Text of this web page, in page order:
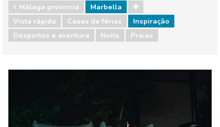
Málaga provincia
Marbella
Vista rápida
Casas de férias
Inspiração
Desportos e aventura
Noite Praias